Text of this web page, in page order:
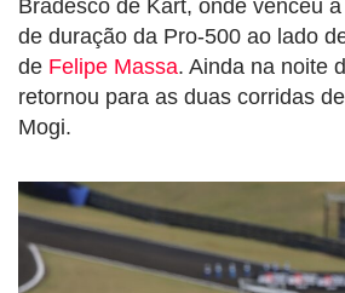
Bradesco de Kart, onde venceu
de duração da Pro-500 ao lado
de Felipe Massa. Ainda na noite
retornou para as duas corridas
Mogi.